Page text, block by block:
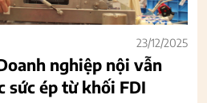
23/12/2025
nghiệp nội vẫn
sức ép từ khối FDI